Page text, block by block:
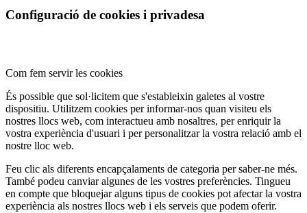
Configuració de cookies i privadesa
Com fem servir les cookies
És possible que sol·licitem que s'estableixin galetes al vostre
dispositiu. Utilitzem cookies per informar-nos quan visiteu els
nostres llocs web, com interactueu amb nosaltres, per enriquir la
vostra experiència d'usuari i per personalitzar la vostra relació amb el
nostre lloc web.
Feu clic als diferents encapçalaments de categoria per saber-ne més.
També podeu canviar algunes de les vostres preferències. Tingueu
en compte que bloquejar alguns tipus de cookies pot afectar la vostra
experiència als nostres llocs web i els serveis que podem oferir.